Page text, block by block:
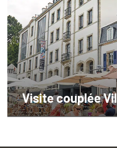
Visite couplée